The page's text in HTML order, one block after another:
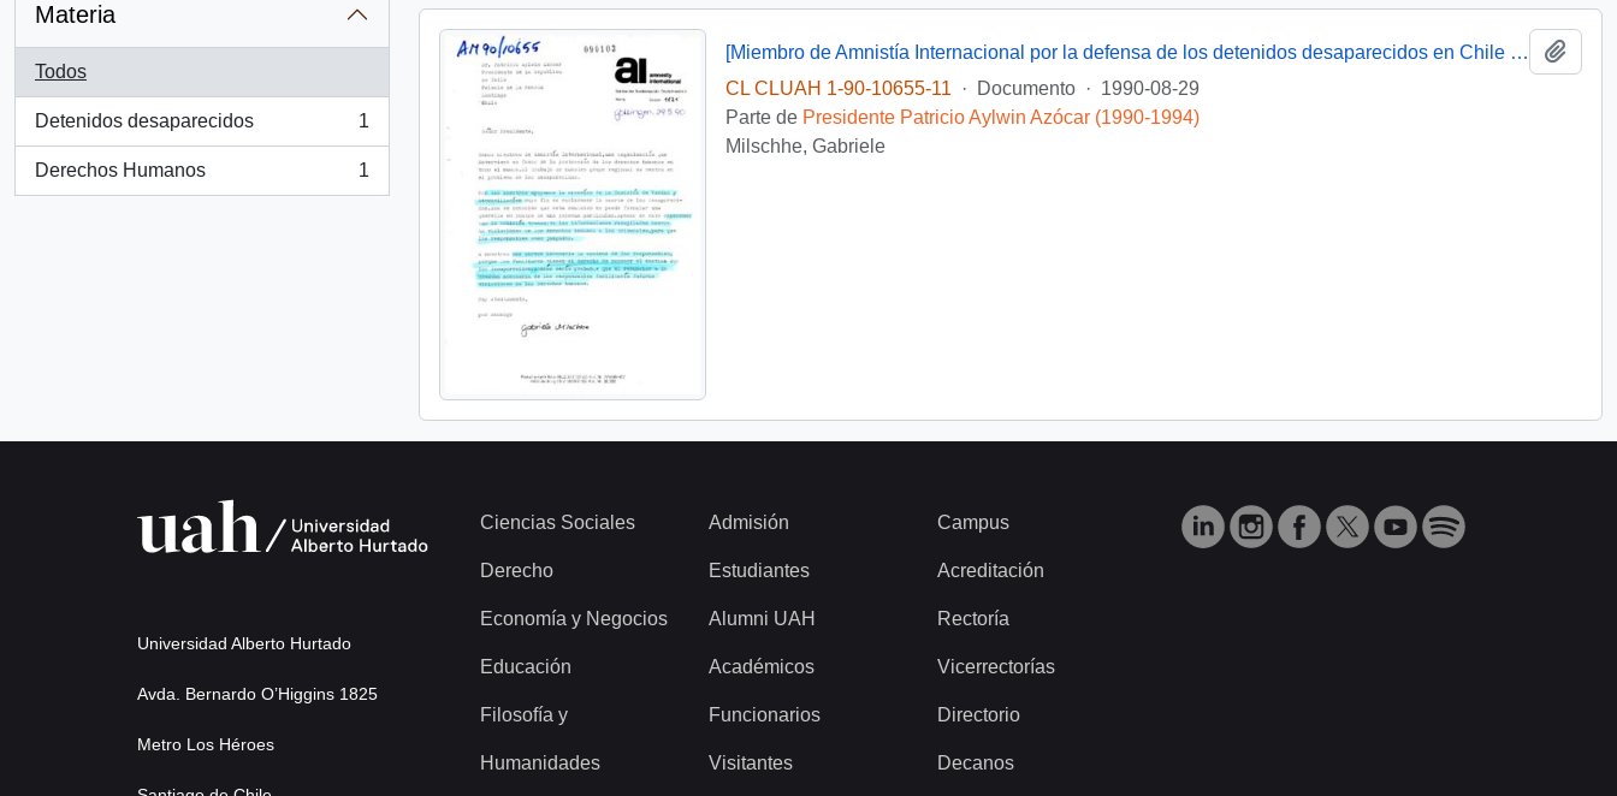
Materia
Todos
Detenidos desaparecidos
, 1 resultados
1
Derechos Humanos
, 1 resultados
1
[Miembro de Amnistía Internacional por la defensa de los detenidos desaparecidos en Chile felicita por la creación de la Comisión de de Verdad y Reconciliación]
CL CLUAH 1-90-10655-11
· Documento · 1990-08-29
Parte de Presidente Patricio Aylwin Azócar (1990-1994)
Milschhe, Gabriele
Universidad Alberto Hurtado
Avda. Bernardo O’Higgins 1825
Metro Los Héroes
Ciencias Sociales
Derecho
Economía y Negocios
Educación
Filosofía y
Humanidades
Admisión
Estudiantes
Alumni UAH
Académicos
Funcionarios
Visitantes
Campus
Acreditación
Rectoría
Vicerrectorías
Directorio
Decanos